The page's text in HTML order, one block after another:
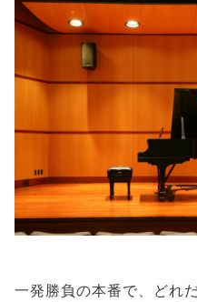
一発勝負の本番で、どれ